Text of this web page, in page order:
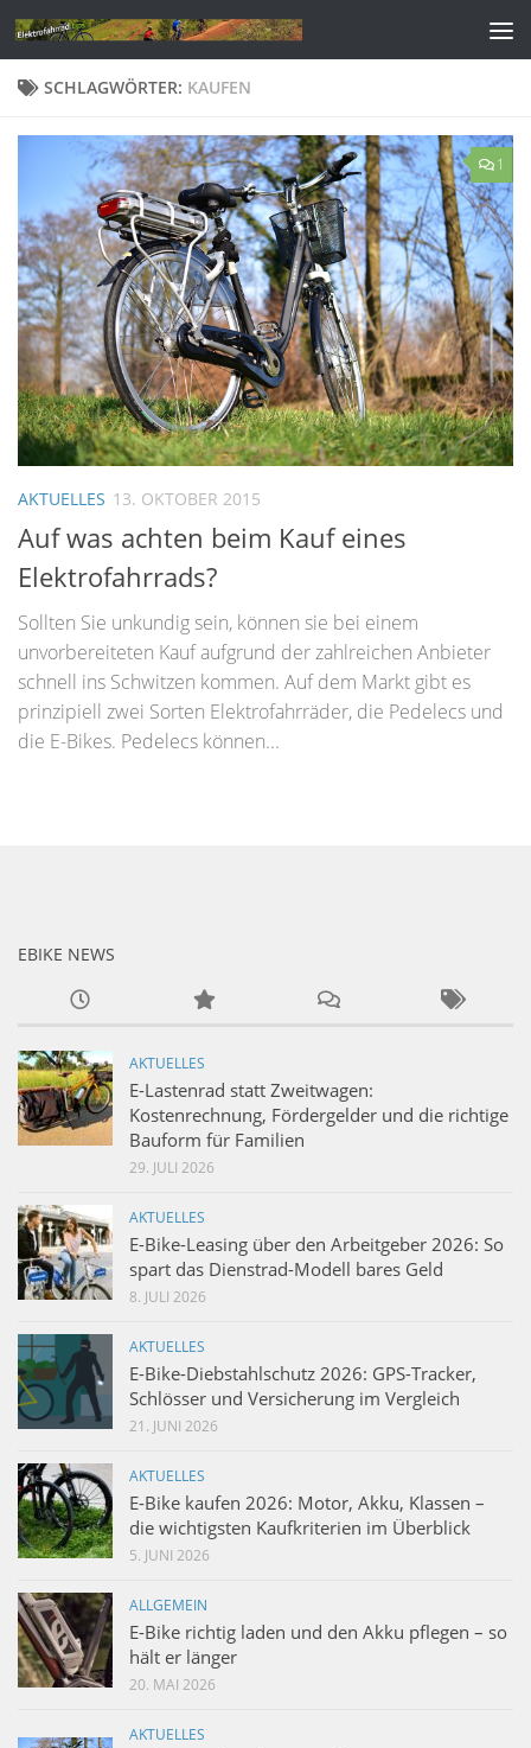
Zum Inhalt springen
SCHLAGWÖRTER: KAUFEN
1
AKTUELLES 13. OKTOBER 2015
Auf was achten beim Kauf eines
Elektrofahrrads?
Sollten Sie unkundig sein, können sie bei einem
unvorbereiteten Kauf aufgrund der zahlreichen Anbieter
schnell ins Schwitzen kommen. Auf dem Markt gibt es
prinzipiell zwei Sorten Elektrofahrräder, die Pedelecs und
die E-Bikes. Pedelecs können...
EBIKE NEWS
AKTUELLES
E-Lastenrad statt Zweitwagen:
Kostenrechnung, Fördergelder und die richtige
Bauform für Familien
29. JULI 2026
AKTUELLES
E-Bike-Leasing über den Arbeitgeber 2026: So
spart das Dienstrad-Modell bares Geld
8. JULI 2026
AKTUELLES
E-Bike-Diebstahlschutz 2026: GPS-Tracker,
Schlösser und Versicherung im Vergleich
21. JUNI 2026
AKTUELLES
E-Bike kaufen 2026: Motor, Akku, Klassen –
die wichtigsten Kaufkriterien im Überblick
5. JUNI 2026
ALLGEMEIN
E-Bike richtig laden und den Akku pflegen – so
hält er länger
20. MAI 2026
AKTUELLES